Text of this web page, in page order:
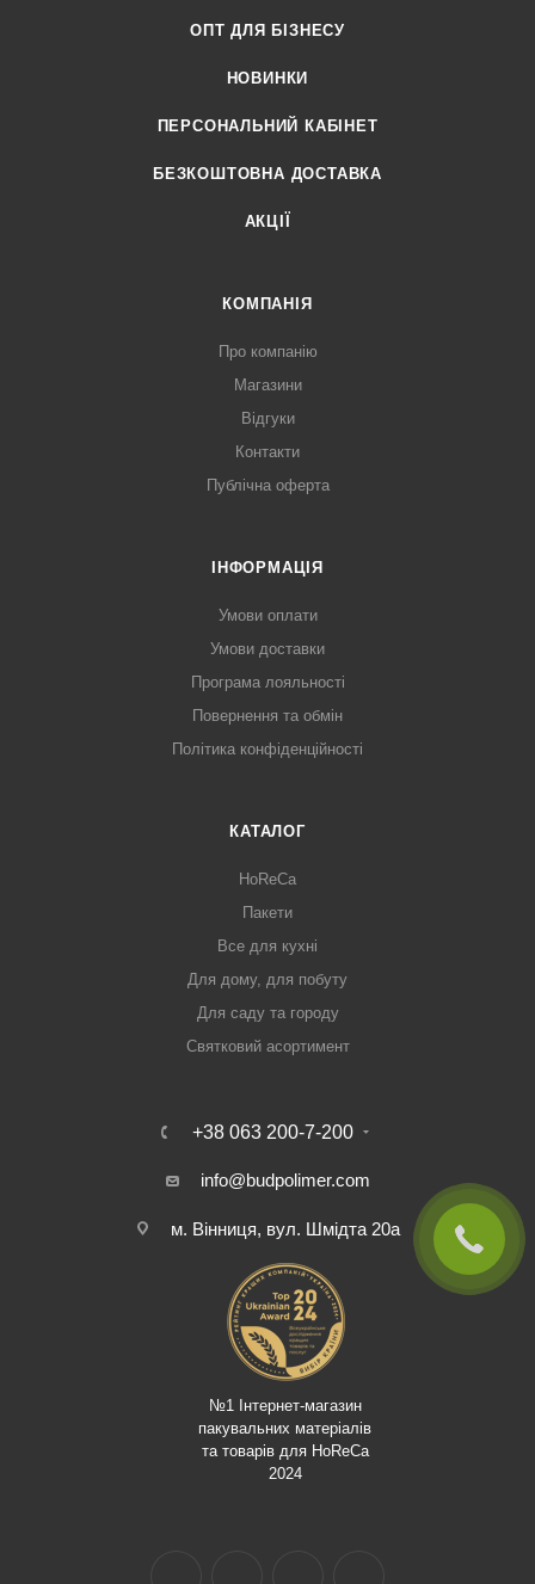
ОПТ ДЛЯ БІЗНЕСУ
НОВИНКИ
ПЕРСОНАЛЬНИЙ КАБІНЕТ
БЕЗКОШТОВНА ДОСТАВКА
АКЦІЇ
КОМПАНІЯ
Про компанію
Магазини
Відгуки
Контакти
Публічна оферта
ІНФОРМАЦІЯ
Умови оплати
Умови доставки
Програма лояльності
Повернення та обмін
Політика конфіденційності
КАТАЛОГ
HoReCa
Пакети
Все для кухні
Для дому, для побуту
Для саду та городу
Святковий асортимент
+38 063 200-7-200
info@budpolimer.com
м. Вінниця, вул. Шмідта 20а
№1 Інтернет-магазин
пакувальних матеріалів
та товарів для HoReCa
2024